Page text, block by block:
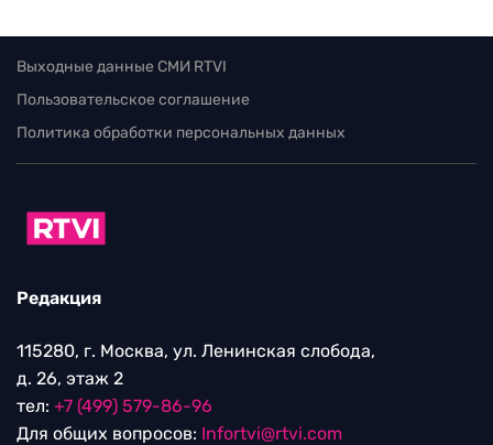
Выходные данные СМИ RTVI
Пользовательское соглашение
Политика обработки персональных данных
Редакция
115280, г. Москва, ул. Ленинская слобода,
д. 26, этаж 2
тел: +7 (499) 579-86-96
Для общих вопросов: Infortvi@rtvi.com